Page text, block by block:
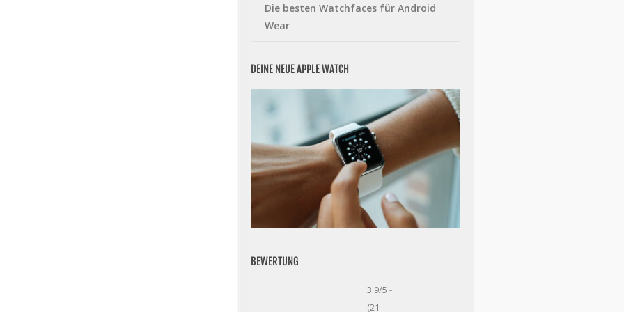
Die besten Watchfaces für Android
Wear
DEINE NEUE APPLE WATCH
BEWERTUNG
3.9/5 -
(21